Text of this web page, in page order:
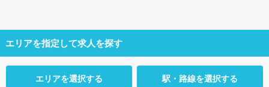
エリアを指定して求人を探す
エリアを選択する 駅・路線を選択する